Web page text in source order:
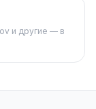
и другие — в